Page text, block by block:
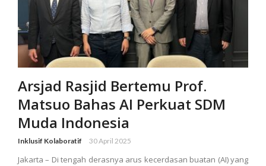
Arsjad Rasjid Bertemu Prof.
Matsuo Bahas AI Perkuat SDM
Muda Indonesia
Inklusif Kolaboratif 30 April 2025
Jakarta – Di tengah derasnya arus kecerdasan buatan (AI) yang